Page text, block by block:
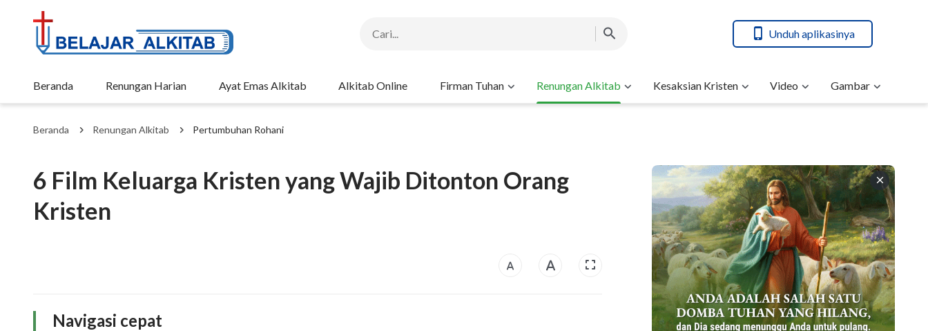
Unduh aplikasinya
Beranda Renungan Harian Ayat Emas Alkitab Alkitab Online Firman Tuhan Renungan Alkitab Kesaksian Kristen Video Gambar
Beranda Renungan Alkitab Pertumbuhan Rohani
6 Film Keluarga Kristen yang Wajib Ditonton Orang
Kristen
Navigasi cepat